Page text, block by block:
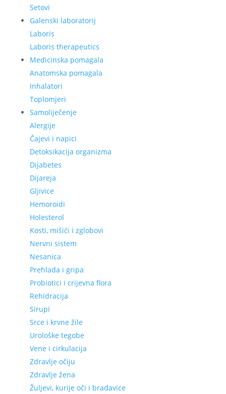
Setovi
Galenski laboratorij
Laboris
Laboris therapeutics
Medicinska pomagala
Anatomska pomagala
Inhalatori
Toplomjeri
Samoliječenje
Alergije
Čajevi i napici
Detoksikacija organizma
Dijabetes
Dijareja
Gljivice
Hemoroidi
Holesterol
Kosti, mišići i zglobovi
Nervni sistem
Nesanica
Prehlada i gripa
Probiotici i crijevna flora
Rehidracija
Sirupi
Srce i krvne žile
Urološke tegobe
Vene i cirkulacija
Zdravlje očiju
Zdravlje žena
Žuljevi, kurije oči i bradavice